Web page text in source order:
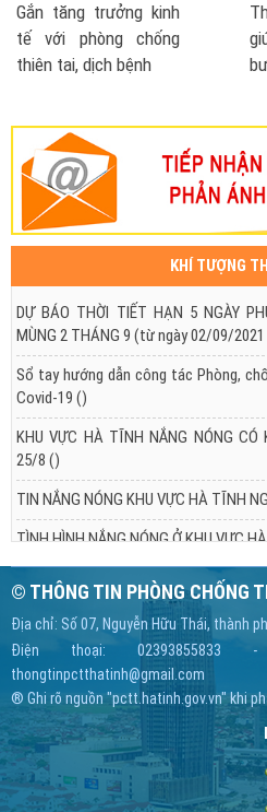
Hà Tĩnh
bán
Phó Thủ tướng
đề xuất thành
Phòng chống
KHÍ TƯỢNG
DỰ BÁO THỜI TIẾT HẠN 5 NGÀY
MÙNG 2 THÁNG 9 (từ ngày 02/09/
Sổ tay hướng dẫn công tác Phòng,
Covid-19 ()
KHU VỰC HÀ TĨNH NẮNG NÓNG CÓ
25/8 ()
TIN NẮNG NÓNG KHU VỰC HÀ TĨNH
TÌNH HÌNH NẮNG NÓNG Ở KHU VỰC
© THÔNG TIN PHÒNG CHỐNG
Địa chỉ: Số 07, Nguyễn Hữu Thái, thành
Điện thoại: 02393855833
thongtinpctthatinh@gmail.com
® Ghi rõ nguồn "pctt.hatinh.gov.vn" khi